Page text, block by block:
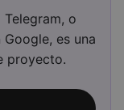
Telegram, o
es una
proyecto.